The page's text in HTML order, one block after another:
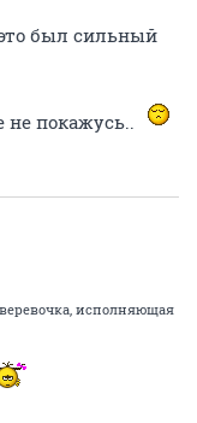
был сильный
не покажусь..
исполняющая